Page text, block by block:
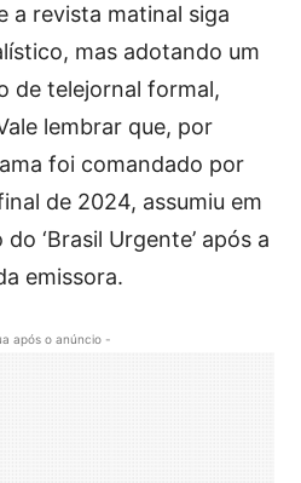
a revista matinal siga
mas adotando um
de telejornal formal,
lembrar que, por
foi comandado por
de 2024, assumiu em
‘Brasil Urgente’ após a
emissora.
após o anúncio -